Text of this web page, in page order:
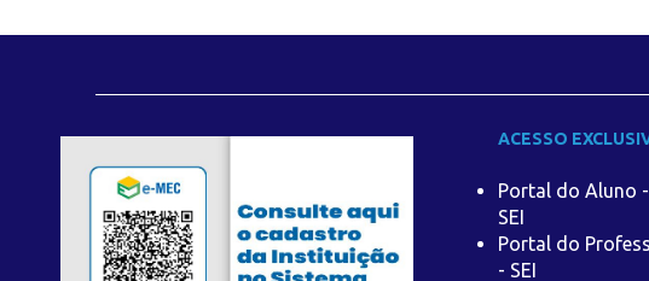
ACESSO
Portal do Aluno -
SEI
Portal do
- SEI